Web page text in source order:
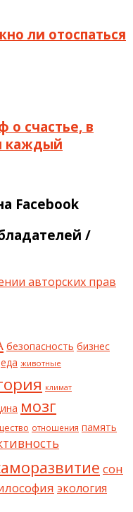
ли отоспаться
о счастье, в
каждый
Facebook
/
авторских прав
безопасность бизнес
еда животные
климат
мозг
отношения память
сон
экология